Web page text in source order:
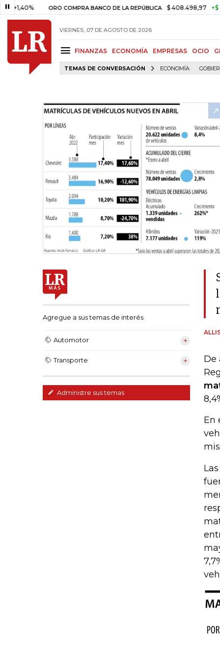
ORO COMPRA BANCO DE LA REPÚBLICA $ 408.498,97 +$ 8.753,81
VIERNES, 07 DE AGOSTO DE 2026
FINANZAS ECONOMÍA EMPRESAS OCIO
TEMAS DE CONVERSACIÓN ECONOMÍA
Agregue a sus temas de interés
Automotor
Transporte
Administre sus temas
De
En